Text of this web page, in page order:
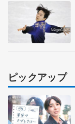
ピックアップ